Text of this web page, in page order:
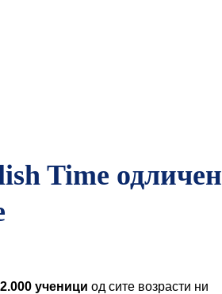
Time одличен
2.000 ученици од сите возрасти ни